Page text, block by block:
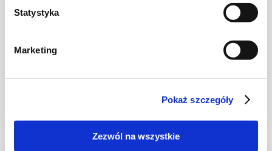
Statystyka
Marketing
Pokaż szczegóły
Zezwól na wszystkie
Ciasto czekoladowe z cukinią i czereśniami